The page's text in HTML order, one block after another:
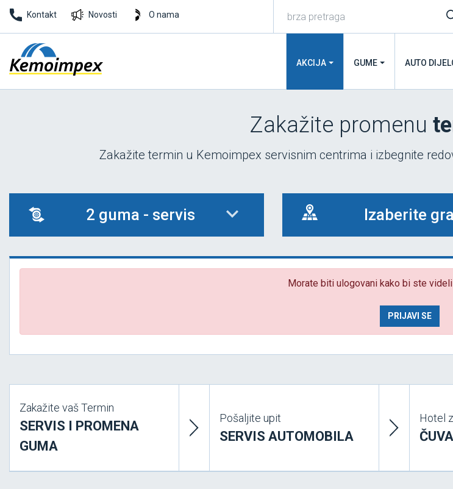
Kontakt Novosti O nama
AKCIJA GUME AUTO
Zakažite promenu
Zakažite termin u Kemoimpex servisnim centrima i izbegnite
2 guma - servis Izaberite
Morate biti ulogovani kako bi ste
PRIJAVI SE
Zakažite vaš Termin
SERVIS I PROMENA
GUMA
Pošaljite upit
SERVIS AUTOMOBILA
Hotel